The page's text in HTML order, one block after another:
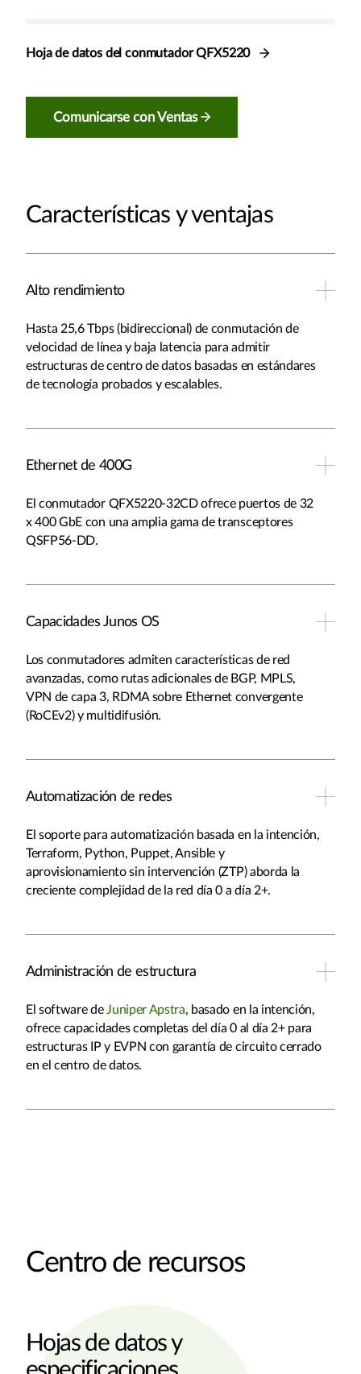
Hoja de datos del conmutador QFX5220
Comunicarse con Ventas
Características y ventajas
Alto rendimiento
Hasta 25,6 Tbps (bidireccional) de conmutación de
velocidad de línea y baja latencia para admitir
estructuras de centro de datos basadas en estándares
de tecnología probados y escalables.
Ethernet de 400G
El conmutador QFX5220-32CD ofrece puertos de 32
x 400 GbE con una amplia gama de transceptores
QSFP56-DD.
Capacidades Junos OS
Los conmutadores admiten características de red
avanzadas, como rutas adicionales de BGP, MPLS,
VPN de capa 3, RDMA sobre Ethernet convergente
(RoCEv2) y multidifusión.
Automatización de redes
El soporte para automatización basada en la intención,
Terraform, Python, Puppet, Ansible y
aprovisionamiento sin intervención (ZTP) aborda la
creciente complejidad de la red día 0 a día 2+.
Administración de estructura
El software deJuniper Apstra, basado en la intención,
ofrece capacidades completas del día 0 al día 2+ para
estructuras IP y EVPN con garantía de circuito cerrado
en el centro de datos.
Centro de recursos
Hojas de datos y